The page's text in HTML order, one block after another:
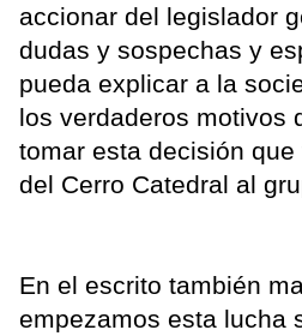
accionar del legislador
dudas y sospechas y
pueda explicar a la
los verdaderos motivos
tomar esta decisión
del Cerro Catedral al
En el escrito también
empezamos esta lucha